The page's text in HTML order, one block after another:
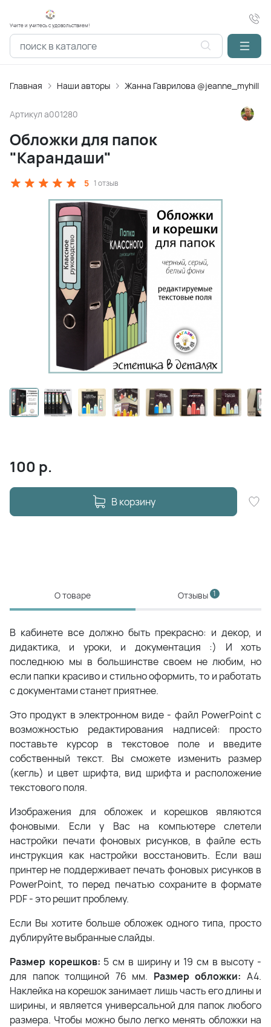
Учите и учитесь с удовольствием!
Главная Наши авторы Жанна Гаврилова @jeanne_myhill
Артикул a001280
Обложки для папок
"Карандаши"
5 1 отзыв
100 р.
В корзину
О товаре Отзывы 1
В кабинете все должно быть прекрасно: и декор, и
дидактика, и уроки, и документация :) И хоть
последнюю мы в большинстве своем не любим, но
если папки красиво и стильно оформить, то и работать
с документами станет приятнее.
Это продукт в электронном виде - файл PowerPoint с
возможностью редактирования надписей: просто
поставьте курсор в текстовое поле и введите
собственный текст. Вы сможете изменить размер
(кегль) и цвет шрифта, вид шрифта и расположение
текстового поля.
Изображения для обложек и корешков являются
фоновыми. Если у Вас на компьютере слетели
настройки печати фоновых рисунков, в файле есть
инструкция как настройки восстановить. Если ваш
принтер не поддерживает печать фоновых рисунков в
PowerPoint, то перед печатью сохраните в формате
PDF - это решит проблему.
Если Вы хотите больше обложек одного типа, просто
дублируйте выбранные слайды.
Размер корешков: 5 см в ширину и 19 см в высоту -
для папок толщиной 76 мм. Размер обложки: А4.
Наклейка на корешок занимает лишь часть его длины и
ширины, и является универсальной для папок любого
размера. Чтобы можно было легко менять обложки на